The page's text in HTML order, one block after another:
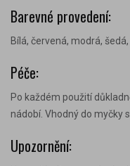
Barevné provedení:
Bílá, červená, modrá,
Péče:
Po každém použití
nádobí. Vhodný do myčky
Upozornění: